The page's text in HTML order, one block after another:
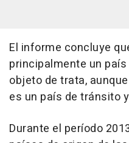
El informe concluye
principalmente un
objeto de trata,
es un país de tránsito
Durante el período